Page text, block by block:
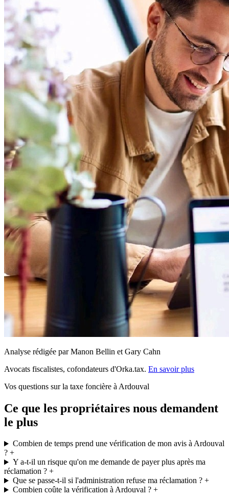
Analyse rédigée par Manon Bellin et Gary Cahn
Avocats fiscalistes, cofondateurs d'Orka.tax. En savoir plus
Vos questions sur la taxe foncière à Ardouval
Ce que les propriétaires nous demandent
le plus
Combien de temps prend une vérification de mon avis à Ardouval
? +
Y a-t-il un risque qu'on me demande de payer plus après ma
réclamation ? +
Que se passe-t-il si l'administration refuse ma réclamation ?+
Combien coûte la vérification à Ardouval ?+